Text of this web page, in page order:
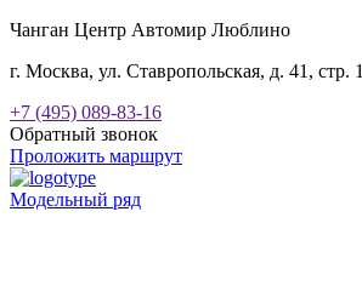
Чанган Центр Автомир Люблино
г. Москва, ул. Ставропольская, д. 41, стр. 1
+7 (495) 089-83-16
Обратный звонок
Проложить маршрут
Модельный ряд